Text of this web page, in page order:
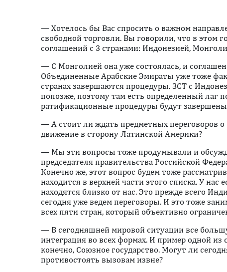
— Хотелось бы Вас спросить о важном
свободной торговли. Вы говорили, что в этом
соглашений с 3 странами: Индонезией,
— С Монголией она уже состоялась, и
Объединенные Арабские Эмираты уже тоже
странах завершаются процедуры. ЗСТ с
попозже, поэтому там есть определенный лаг
ратификационные процедуры будут
— А стоит ли ждать предметных переговоров
движение в сторону Латинской Америки?
— Мы эти вопросы тоже продумывали и
председателя правительства Российской
Конечно же, этот вопрос будем тоже
находится в верхней части этого списка. У нас
находятся близко от нас. Это прежде всего
сегодня уже ведем переговоры. И это тоже
всех пяти стран, который объективно
— В сегодняшней мировой ситуации все
интеграция во всех формах. И пример одной
конечно, Союзное государство. Могут ли
противостоять вызовам извне?